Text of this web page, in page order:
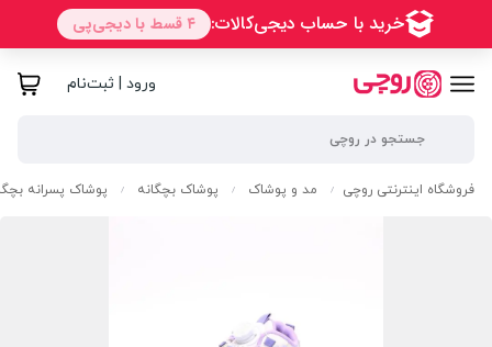
ورود | ثبت‌نام
فروشگاه اینترنتی روچی / مد و پوشاک / پوشاک بچگانه / پوشاک پسرانه